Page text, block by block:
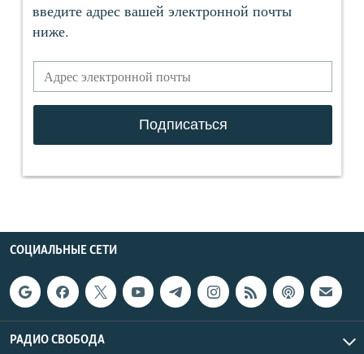
СОЦИАЛЬНЫЕ СЕТИ
РАДИО СВОБОДА